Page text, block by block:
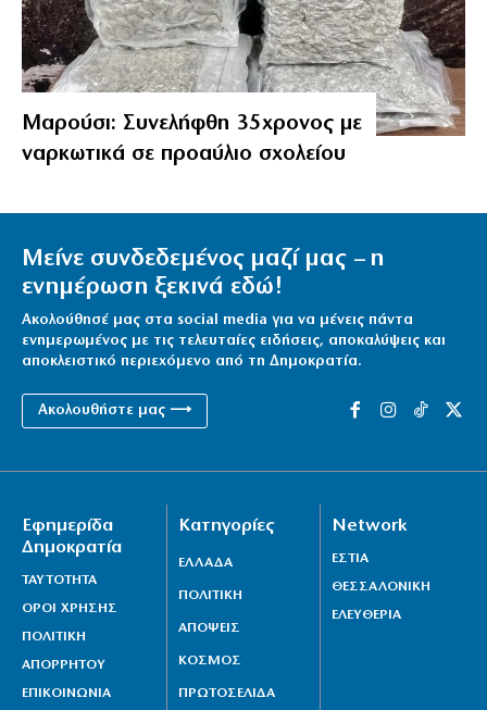
Μαρούσι: Συνελήφθη 35χρονος με
ναρκωτικά σε προαύλιο σχολείου
Μείνε συνδεδεμένος μαζί μας – η
ενημέρωση ξεκινά εδώ!
Ακολούθησέ μας στα social media για να μένεις πάντα
ενημερωμένος με τις τελευταίες ειδήσεις, αποκαλύψεις και
αποκλειστικό περιεχόμενο από τη Δημοκρατία.
Ακολουθήστε μας ⟶
Εφημερίδα
Δημοκρατία
ΤΑΥΤΟΤΗΤΑ
ΟΡΟΙ ΧΡΗΣΗΣ
ΠΟΛΙΤΙΚΗ
ΑΠΟΡΡΗΤΟΥ
ΕΠΙΚΟΙΝΩΝΙΑ
Κατηγορίες
ΕΛΛΑΔΑ
ΠΟΛΙΤΙΚΗ
ΑΠΟΨΕΙΣ
ΚΟΣΜΟΣ
ΠΡΩΤΟΣΕΛΙΔΑ
Network
ΕΣΤΙΑ
ΘΕΣΣΑΛΟΝΙΚΗ
ΕΛΕΥΘΕΡΙΑ